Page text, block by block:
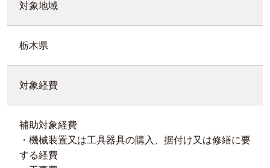
対象地域
栃木県
対象経費
補助対象経費
・機械装置又は工具器具の購入、据付け又は修繕に要
する経費